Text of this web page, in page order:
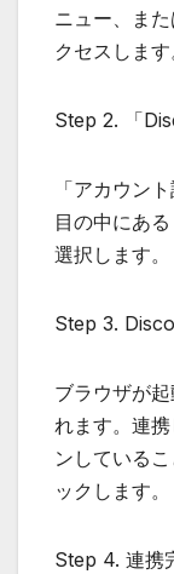
ニュー、ま
クセスします
Step 2. 「
「アカウン
目の中にあ
選択します。
Step 3.
ブラウザが
れます。連
ンしている
ックします。
Step 4. 連携